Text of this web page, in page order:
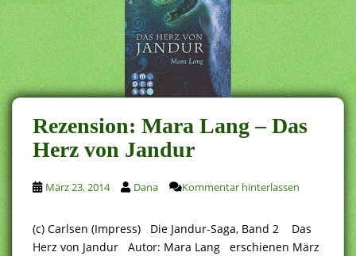
Rezension: Mara Lang – Das
Herz von Jandur
März 23, 2014 Dana Kommentar hinterlassen
(c) Carlsen (Impress) Die Jandur-Saga, Band 2 Das
Herz von Jandur Autor: Mara Lang erschienen März